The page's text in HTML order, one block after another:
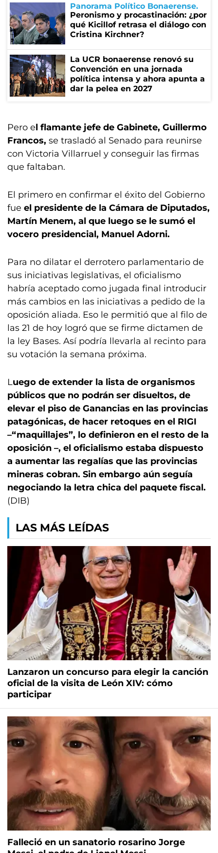
Panorama Político Bonaerense
Peronismo y procastinación: ¿por
qué Kicillof retrasa el diálogo con
Cristina Kirchner?
La UCR bonaerense renovó su
Convención en una jornada
política intensa y ahora apunta a
dar la pelea en 2027
Pero el flamante jefe de Gabinete, Guillermo
Francos, se trasladó al Senado para reunirse
con Victoria Villarruel y conseguir las firmas
que faltaban.
El primero en confirmar el éxito del Gobierno
fue el presidente de la Cámara de Diputados,
Martín Menem, al que luego se le sumó el
vocero presidencial, Manuel Adorni.
Para no dilatar el derrotero parlamentario de
sus iniciativas legislativas, el oficialismo
habría aceptado como jugada final introducir
más cambios en las iniciativas a pedido de la
oposición aliada. Eso le permitió que al filo de
las 21 de hoy logró que se firme dictamen de
la ley Bases. Así podría llevarla al recinto para
su votación la semana próxima.
Luego de extender la lista de organismos
públicos que no podrán ser disueltos, de
elevar el piso de Ganancias en las provincias
patagónicas, de hacer retoques en el RIGI
–“maquillajes”, lo definieron en el resto de la
oposición –, el oficialismo estaba dispuesto
a aumentar las regalías que las provincias
mineras cobran. Sin embargo aún seguía
negociando la letra chica del paquete fiscal.
(DIB)
LAS MÁS LEÍDAS
Lanzaron un concurso para elegir la canción
oficial de la visita de León XIV: cómo
participar
Falleció en un sanatorio rosarino Jorge